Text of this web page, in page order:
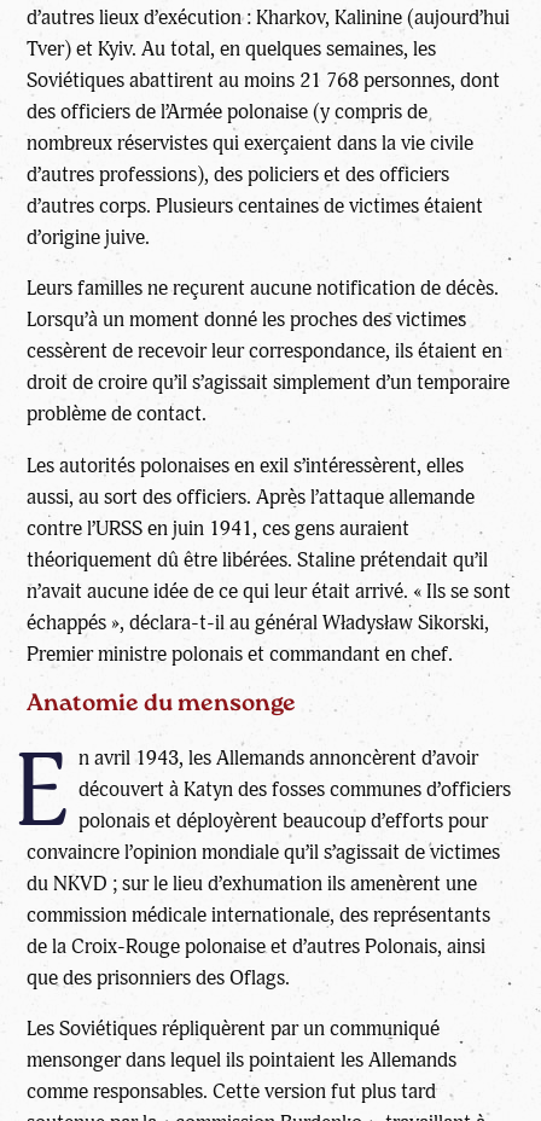
d’autres lieux d’exécution : Kharkov, Kalinine (aujourd’hui
Tver) et Kyiv. Au total, en quelques semaines, les
Soviétiques abattirent au moins 21 768 personnes, dont
des officiers de l’Armée polonaise (y compris de
nombreux réservistes qui exerçaient dans la vie civile
d’autres professions), des policiers et des officiers
d’autres corps. Plusieurs centaines de victimes étaient
d’origine juive.
Leurs familles ne reçurent aucune notification de décès.
Lorsqu’à un moment donné les proches des victimes
cessèrent de recevoir leur correspondance, ils étaient en
droit de croire qu’il s’agissait simplement d’un temporaire
problème de contact.
Les autorités polonaises en exil s’intéressèrent, elles
aussi, au sort des officiers. Après l’attaque allemande
contre l’URSS en juin 1941, ces gens auraient
théoriquement dû être libérées. Staline prétendait qu’il
n’avait aucune idée de ce qui leur était arrivé. « Ils se sont
échappés », déclara-t-il au général Władysław Sikorski,
Premier ministre polonais et commandant en chef.
Anatomie du mensonge
E n avril 1943, les Allemands annoncèrent d’avoir
découvert à Katyn des fosses communes d’officiers
polonais et déployèrent beaucoup d’efforts pour
convaincre l’opinion mondiale qu’il s’agissait de victimes
du NKVD ; sur le lieu d’exhumation ils amenèrent une
commission médicale internationale, des représentants
de la Croix-Rouge polonaise et d’autres Polonais, ainsi
que des prisonniers des Oflags.
Les Soviétiques répliquèrent par un communiqué
mensonger dans lequel ils pointaient les Allemands
comme responsables. Cette version fut plus tard